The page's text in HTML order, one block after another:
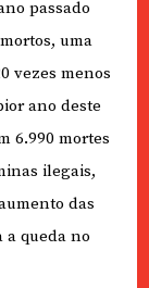
passado
uma
vezes menos
ano deste
6.990 mortes
ilegais,
das
a queda no